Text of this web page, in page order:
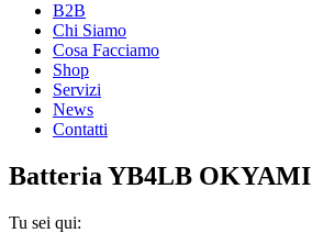
B2B
Chi Siamo
Cosa Facciamo
Shop
Servizi
News
Contatti
Batteria YB4LB OKYAMI
Tu sei qui: